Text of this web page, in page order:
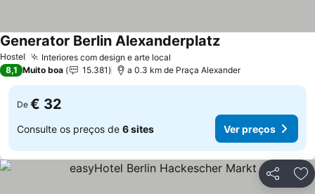
Hostel Interiores com design e arte local
Generator Berlin Alexanderplatz
8,1 Muito boa 15.381 a 0.3 km de Praça Alexander
De € 32
Consulte os preços de 6 sites Ver preços
Partilhar